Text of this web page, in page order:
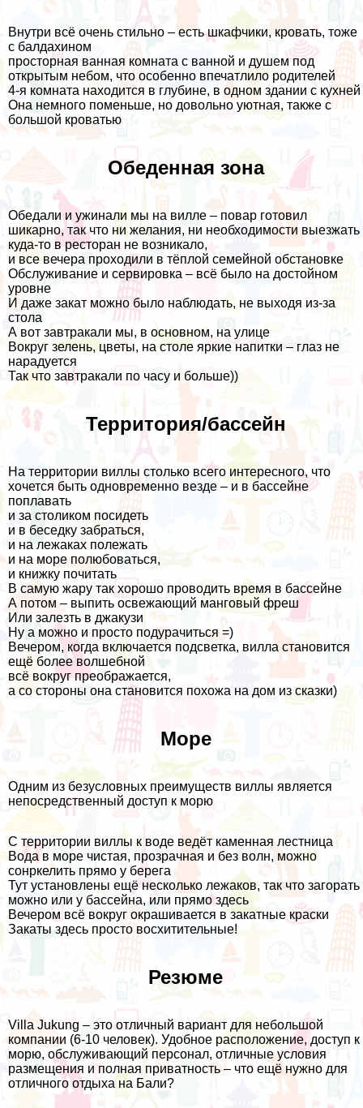
Внутри всё очень стильно – есть шкафчики, кровать, тоже
с балдахином
просторная ванная комната с ванной и душем под
открытым небом, что особенно впечатлило родителей
4-я комната находится в глубине, в одном здании с кухней
Она немного поменьше, но довольно уютная, также с
большой кроватью
Обеденная зона
Обедали и ужинали мы на вилле – повар готовил
шикарно, так что ни желания, ни необходимости выезжать
куда-то в ресторан не возникало,
и все вечера проходили в тёплой семейной обстановке
Обслуживание и сервировка – всё было на достойном
уровне
И даже закат можно было наблюдать, не выходя из-за
стола
А вот завтракали мы, в основном, на улице
Вокруг зелень, цветы, на столе яркие напитки – глаз не
нарадуется
Так что завтракали по часу и больше))
Территория/бассейн
На территории виллы столько всего интересного, что
хочется быть одновременно везде – и в бассейне
поплавать
и за столиком посидеть
и в беседку забраться,
и на лежаках полежать
и на море полюбоваться,
и книжку почитать
В самую жару так хорошо проводить время в бассейне
А потом – выпить освежающий манговый фреш
Или залезть в джакузи
Ну а можно и просто подурачиться =)
Вечером, когда включается подсветка, вилла становится
ещё более волшебной
всё вокруг преображается,
а со стороны она становится похожа на дом из сказки)
Море
Одним из безусловных преимуществ виллы является
непосредственный доступ к морю
С территории виллы к воде ведёт каменная лестница
Вода в море чистая, прозрачная и без волн, можно
сонркелить прямо у берега
Тут установлены ещё несколько лежаков, так что загорать
можно или у бассейна, или прямо здесь
Вечером всё вокруг окрашивается в закатные краски
Закаты здесь просто восхитительные!
Резюме
Villa Jukung – это отличный вариант для небольшой
компании (6-10 человек). Удобное расположение, доступ к
морю, обслуживающий персонал, отличные условия
размещения и полная приватность – что ещё нужно для
отличного отдыха на Бали?